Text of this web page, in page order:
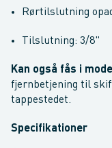
Rørtilslutning
Tilslutning: 3/8"
Kan også fås i
fjernbetjening til
tappestedet.
Specifikationer